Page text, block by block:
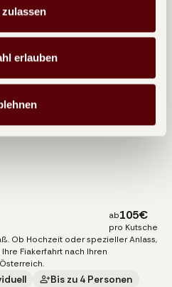
zulassen
erlauben
ab105€
pro Kutsche
Ob Hochzeit oder spezieller Anlass,
Fiakerfahrt nach Ihren
Bis zu 4 Personen